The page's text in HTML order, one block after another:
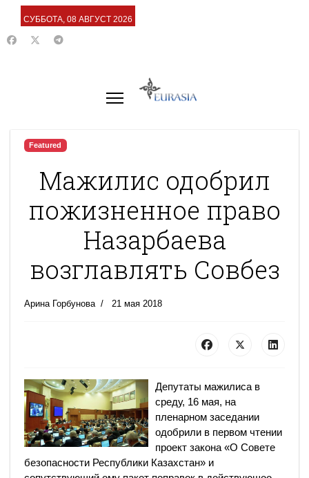
СУББОТА, 08 АВГУСТ 2026
Featured
Мажилис одобрил
пожизненное право
Назарбаева
возглавлять Совбез
Арина Горбунова 21 мая 2018
Депутаты мажилиса в
среду, 16 мая, на
пленарном заседании
одобрили в первом чтении
проект закона «О Совете
безопасности Республики Казахстан» и